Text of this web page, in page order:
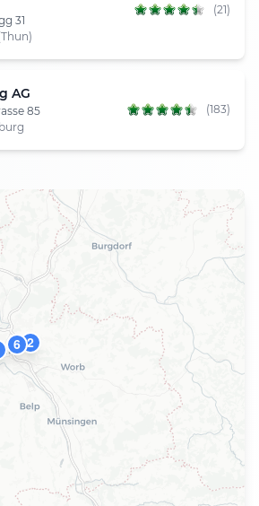
31
(21)
AG
85
(183)
2
6